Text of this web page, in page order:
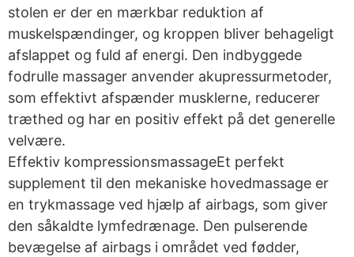
stolen er der en mærkbar reduktion af
muskelspændinger, og kroppen bliver behageligt
afslappet og fuld af energi. Den indbyggede
fodrulle massager anvender akupressurmetoder,
som effektivt afspænder musklerne, reducerer
træthed og har en positiv effekt på det generelle
velvære.
Effektiv kompressionsmassageEt perfekt
supplement til den mekaniske hovedmassage er
en trykmassage ved hjælp af airbags, som giver
den såkaldte lymfedrænage. Den pulserende
bevægelse af airbags i området ved fødder,